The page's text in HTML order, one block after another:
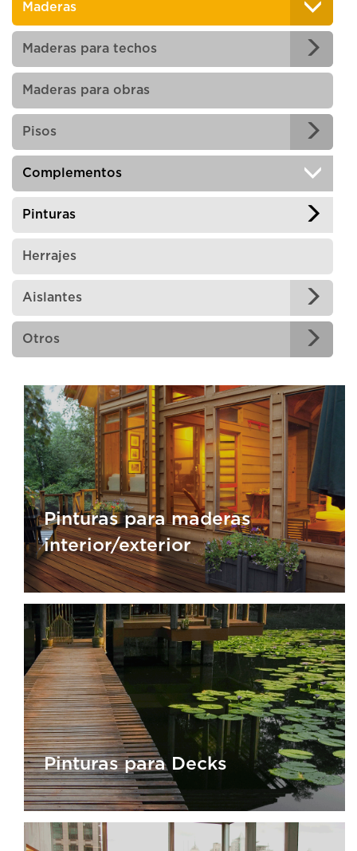
Maderas
Maderas para techos
Maderas para obras
Pisos
Complementos
Pinturas
Herrajes
Aislantes
Otros
Pinturas para maderas
interior/exterior
Pinturas para maderas
interior/exterior
Pinturas para Decks